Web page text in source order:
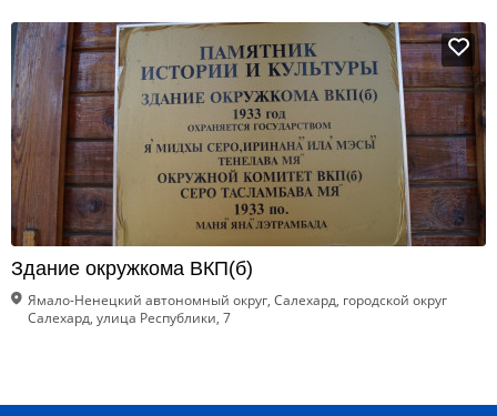
Здание окружкома ВКП(б)
Ямало-Ненецкий автономный округ, Салехард, городской округ
Салехард, улица Республики, 7